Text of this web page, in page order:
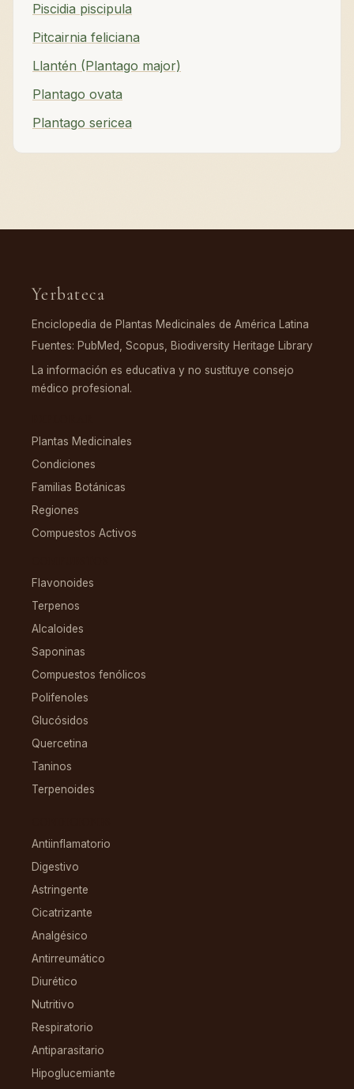
Piscidia piscipula
Pitcairnia feliciana
Llantén (Plantago major)
Plantago ovata
Plantago sericea
Yerbateca
Enciclopedia de Plantas Medicinales de América Latina
Fuentes: PubMed, Scopus, Biodiversity Heritage Library
La información es educativa y no sustituye consejo
médico profesional.
Plantas Medicinales
Condiciones
Familias Botánicas
Regiones
Compuestos Activos
Flavonoides
Terpenos
Alcaloides
Saponinas
Compuestos fenólicos
Polifenoles
Glucósidos
Quercetina
Taninos
Terpenoides
Antiinflamatorio
Digestivo
Astringente
Cicatrizante
Analgésico
Antirreumático
Diurético
Nutritivo
Respiratorio
Antiparasitario
Hipoglucemiante